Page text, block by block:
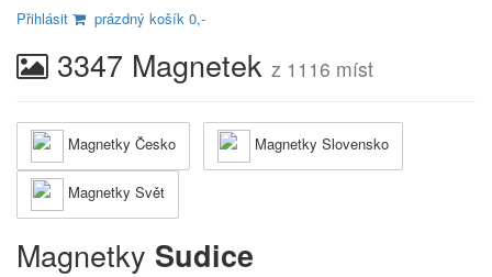
Přihlásit
prázdný košík 0,-
3347 Magnetek z 1116 míst
Magnetky Česko Magnetky Slovensko
Magnetky Svět
Magnetky Sudice